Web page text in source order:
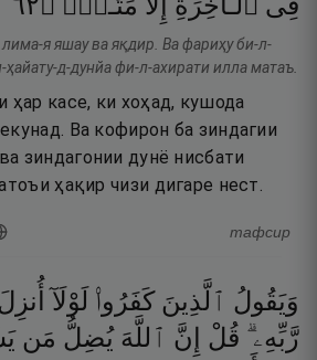
я яшау ва яқдир. Ва фариҳу би-л-
д-дунйа фи-л-ахирати илла матаъ.
ҳар касе, ки хоҳад, кушода
Ва кофирон ба зиндагии
зиндагонии дунё нисбати
ҳақир чизи дигаре нест.
тафсир
وَيَقُولُ ٱلَّذِينَ كَفَرُوا۟ لَوْلَآ
رَّبِّهِۦ ۗ قُلْ إِنَّ ٱللَّهَ يُضِلُّ مَن